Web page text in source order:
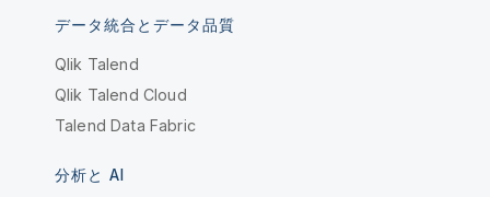
データ統合とデータ品質
Qlik Talend
Qlik Talend Cloud
Talend Data Fabric
分析と AI